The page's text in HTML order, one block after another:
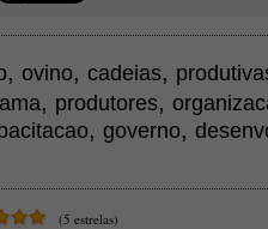
, ovino, cadeias,
, produtores,
, governo,
(5 estrelas)